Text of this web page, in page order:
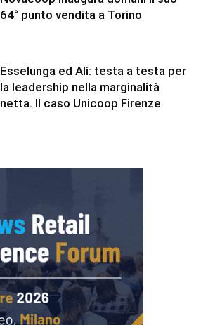
64° punto vendita a Torino
Esselunga ed Alì: testa a testa per
la leadership nella marginalità
netta. Il caso Unicoop Firenze